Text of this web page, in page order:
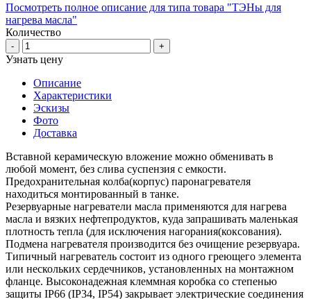
Посмотреть полное описание для типа товара "ТЭНы для
нагрева масла"
Количество
- +
Узнать цену
Описание
Характеристики
Эскизы
Фото
Доставка
Вставной керамическую вложение можно обменивать в
любой момент, без слива суспензия с емкости.
Предохранительная колба(корпус) паронагревателя
находиться монтированный в танке.
Резервуарные нагреватели масла применяются для нагрева
масла и вязких нефтепродуктов, куда запрашивать маленькая
плотность тепла (для исключения нагорания(коксования).
Подмена нагревателя производится без очищение резервуара.
Типичный нагреватель состоит из одного греющего элемента
или нескольких сердечников, установленных на монтажном
фланце. Высоконадежная клеммная коробка со степенью
защиты IP66 (IP34, IP54) закрывает электрические соединения